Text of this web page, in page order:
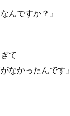
んですか？』
て
なかったんです』